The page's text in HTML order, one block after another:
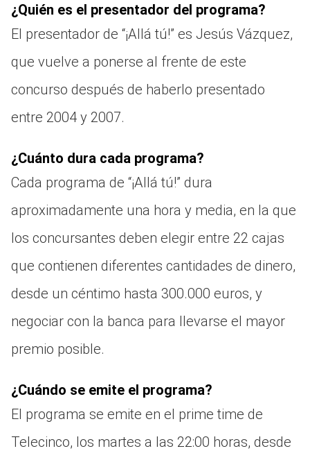
¿Quién es el presentador del programa?
El presentador de “¡Allá tú!” es Jesús Vázquez,
que vuelve a ponerse al frente de este
concurso después de haberlo presentado
entre 2004 y 2007.
¿Cuánto dura cada programa?
Cada programa de “¡Allá tú!” dura
aproximadamente una hora y media, en la que
los concursantes deben elegir entre 22 cajas
que contienen diferentes cantidades de dinero,
desde un céntimo hasta 300.000 euros, y
negociar con la banca para llevarse el mayor
premio posible.
¿Cuándo se emite el programa?
El programa se emite en el prime time de
Telecinco, los martes a las 22:00 horas, desde